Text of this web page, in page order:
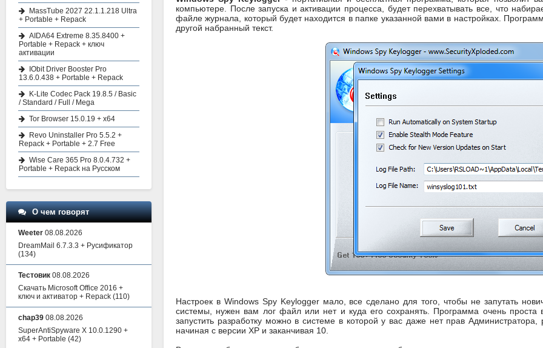
компьютере. После запуска и активации процесса, будет перехватывать все, что
файле журнала, который будет находится в папке указанной вами в настройках.
другой набранный текст.
Настроек в Windows Spy Keylogger мало, все сделано для того, чтобы не запутать
системы, нужен вам лог файл или нет и куда его сохранять. Программа очень проста
запустить разработку можно в системе в которой у вас даже нет прав
начиная с версии XP и заканчивая 10.
MassTube 2027 22.1.1.218 Ultra
+ Portable + Repack
AIDA64 Extreme 8.35.8400 +
Portable + Repack + ключ
активации
IObit Driver Booster Pro
13.6.0.438 + Portable + Repack
K-Lite Codec Pack 19.8.5 / Basic
/ Standard / Full / Mega
Tor Browser 15.0.19 + x64
Revo Uninstaller Pro 5.5.2 +
Repack + Portable + 2.7 Free
Wise Care 365 Pro 8.0.4.732 +
Portable + Repack на Русском
О чем говорят
Weeter 08.08.2026
DreamMail 6.7.3.3 + Русификатор
(134)
Тестовик 08.08.2026
Скачать Microsoft Office 2016 +
ключ и активатор + Repack (110)
chap39 08.08.2026
SuperAntiSpyware X 10.0.1290 +
x64 + Portable (42)